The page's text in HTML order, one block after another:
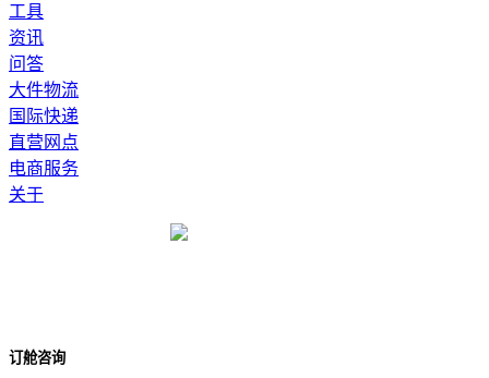
工具
资讯
问答
大件物流
国际快递
直营网点
电商服务
关于
订舱咨询